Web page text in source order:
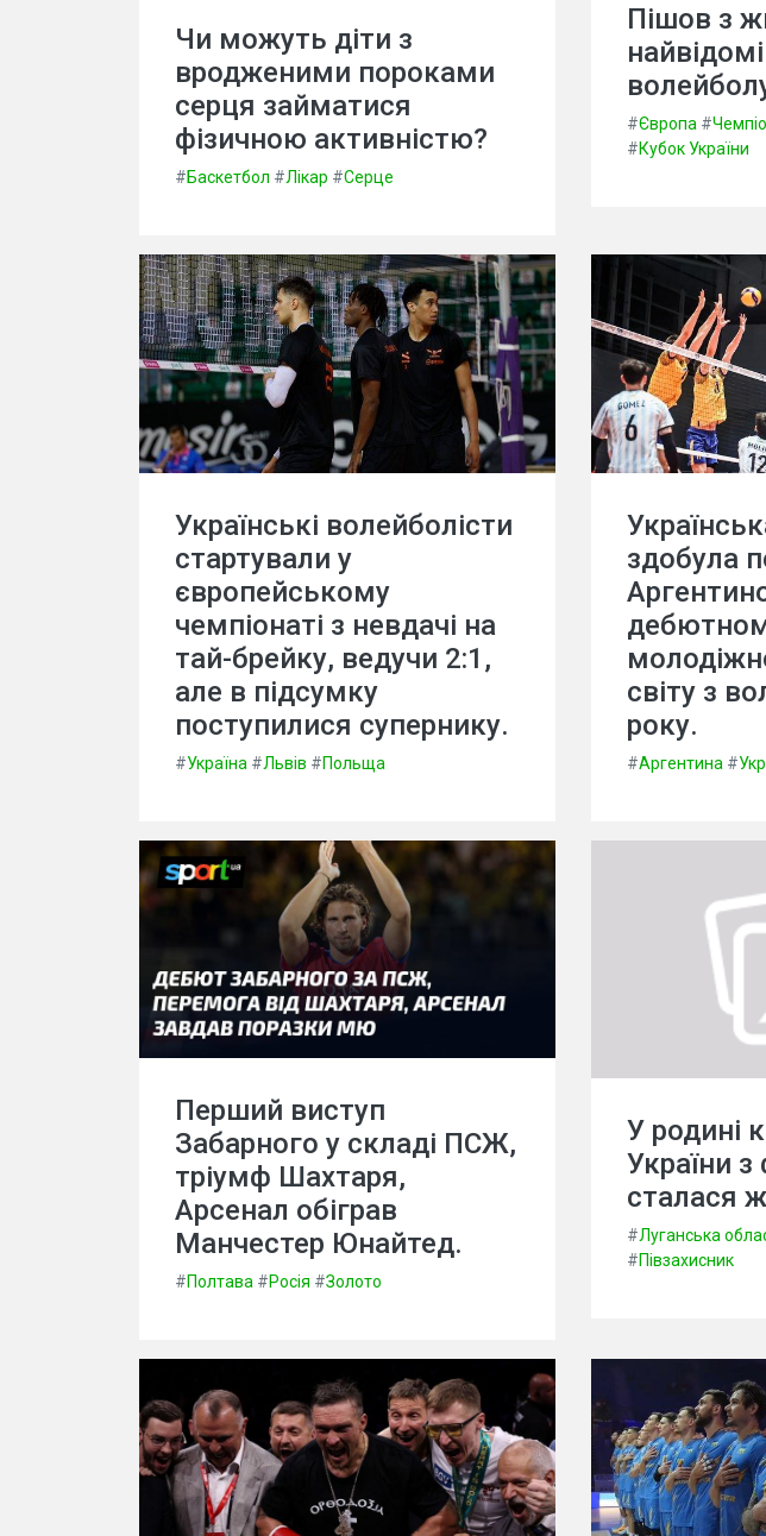
Чи можуть діти з
вродженими пороками
серця займатися
фізичною активністю?
#Баскетбол #Лікар #Серце
Пішов з
#Європа #
#Кубок України
Українські волейболісти
стартували у
європейському
чемпіонаті з невдачі на
тай-брейку, ведучи 2:1,
але в підсумку
поступилися супернику.
#Україна #Львів #Польща
здобула
світу з
року.
#Аргентина #
Перший виступ
Забарного у складі ПСЖ,
тріумф Шахтаря,
Арсенал обіграв
Манчестер Юнайтед.
#Полтава #Росія #Золото
У родині
України
сталася
#Луганська
#Півзахисник